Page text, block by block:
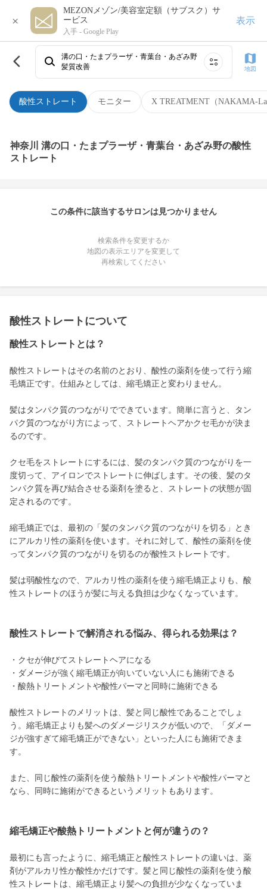
×
MEZONメゾン/美容室定額（サブスク）サ
ービス
入手 - Google Play
表示
酸性ストレート モニター X TREATMENT（NAKAMA-
溝の口・たまプラーザ・青葉台・あざみ野
髪質改善
地図
神奈川 溝の口・たまプラーザ・青葉台・あざみ野の酸性
ストレート
この条件に該当するサロンは見つかりません
検索条件を変更するか
地図の表示エリアを変更して
再検索してください
酸性ストレートについて
酸性ストレートとは？
酸性ストレートはその名前のとおり、酸性の薬剤を使って行う縮
毛矯正です。仕組みとしては、縮毛矯正と変わりません。
髪はタンパク質のつながりでできています。簡単に言うと、タン
パク質のつながり方によって、ストレートヘアかクセ毛かが決ま
るのです。
クセ毛をストレートにするには、髪のタンパク質のつながりを一
度切って、アイロンでストレートに伸ばします。その後、髪のタ
ンパク質を再び結合させる薬剤を塗ると、ストレートの状態が固
定されるのです。
縮毛矯正では、最初の「髪のタンパク質のつながりを切る」とき
にアルカリ性の薬剤を使います。それに対して、酸性の薬剤を使
ってタンパク質のつながりを切るのが酸性ストレートです。
髪は弱酸性なので、アルカリ性の薬剤を使う縮毛矯正よりも、酸
性ストレートのほうが髪に与える負担は少なくなっています。
酸性ストレートで解消される悩み、得られる効果は？
・クセが伸びてストレートヘアになる
・ダメージが強く縮毛矯正が向いていない人にも施術できる
・酸熱トリートメントや酸性パーマと同時に施術できる
酸性ストレートのメリットは、髪と同じ酸性であることでしょ
う。縮毛矯正よりも髪へのダメージリスクが低いので、「ダメー
ジが強すぎて縮毛矯正ができない」といった人にも施術できま
す。
また、同じ酸性の薬剤を使う酸熱トリートメントや酸性パーマと
なら、同時に施術ができるというメリットもあります。
縮毛矯正や酸熱トリートメントと何が違うの？
最初にも言ったように、縮毛矯正と酸性ストレートの違いは、薬
剤がアルカリ性か酸性かだけです。髪と同じ酸性の薬剤を使う酸
性ストレートは、縮毛矯正より髪への負担が少なくなっていま